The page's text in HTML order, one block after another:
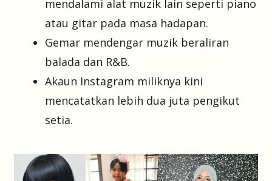
mendalami alat muzik lain seperti piano
atau gitar pada masa hadapan.
Gemar mendengar muzik beraliran
balada dan R&B.
Akaun Instagram miliknya kini
mencatatkan lebih dua juta pengikut
setia.